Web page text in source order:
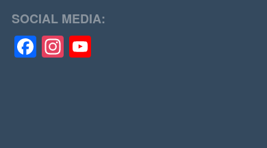
SOCIAL MEDIA:
Facebook
Instagram